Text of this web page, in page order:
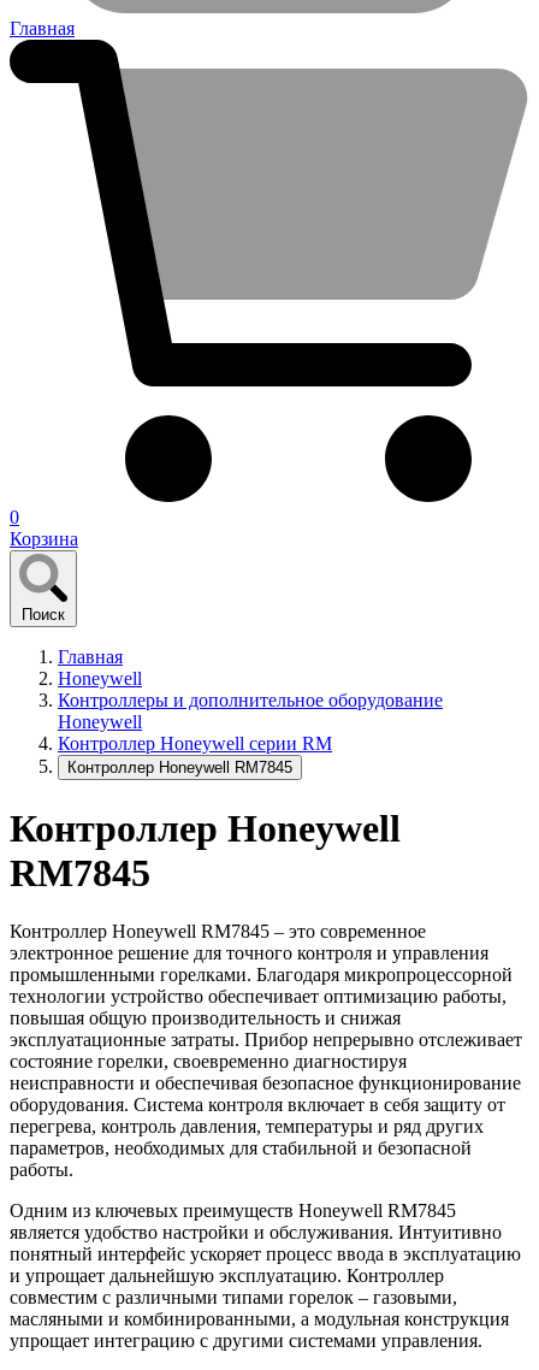
Главная
0
Корзина
Поиск
Главная
Honeywell
Контроллеры и дополнительное оборудование
Honeywell
Контроллер Honeywell серии RM
Контроллер Honeywell RM7845
Контроллер Honeywell
RM7845
Контроллер Honeywell RM7845 – это современное
электронное решение для точного контроля и управления
промышленными горелками. Благодаря микропроцессорной
технологии устройство обеспечивает оптимизацию работы,
повышая общую производительность и снижая
эксплуатационные затраты. Прибор непрерывно отслеживает
состояние горелки, своевременно диагностируя
неисправности и обеспечивая безопасное функционирование
оборудования. Система контроля включает в себя защиту от
перегрева, контроль давления, температуры и ряд других
параметров, необходимых для стабильной и безопасной
работы.
Одним из ключевых преимуществ Honeywell RM7845
является удобство настройки и обслуживания. Интуитивно
понятный интерфейс ускоряет процесс ввода в эксплуатацию
и упрощает дальнейшую эксплуатацию. Контроллер
совместим с различными типами горелок – газовыми,
масляными и комбинированными, а модульная конструкция
упрощает интеграцию с другими системами управления.